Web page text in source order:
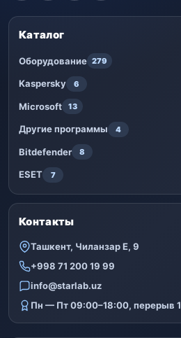
Каталог
Оборудование 279
Kaspersky 6
Microsoft 13
Другие программы 4
Bitdefender 8
ESET 7
Контакты
Ташкент, Чиланзар Е, 9
+998 71 200 19 99
info@starlab.uz
Пн — Пт 09:00–18:00, перерыв